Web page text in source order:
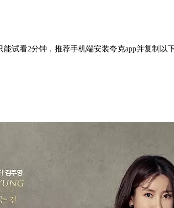
试看2分钟，推荐手机端安装夸克app并复制以